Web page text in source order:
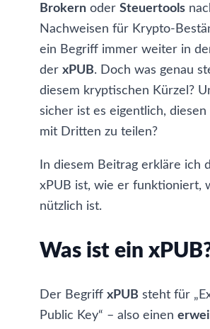
Brokern oder Steuertools
Nachweisen für Krypto-
ein Begriff immer weiter in
der xPUB. Doch was genau
diesem kryptischen Kürzel?
sicher ist es eigentlich, diesen
mit Dritten zu teilen?
In diesem Beitrag erkläre ich
xPUB ist, wie er funktioniert,
nützlich ist.
Was ist ein
Der Begriff xPUB steht für
Public Key“ – also einen